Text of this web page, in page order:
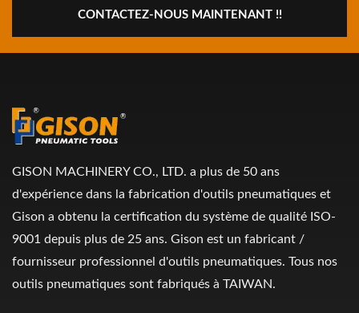
CONTACTEZ-NOUS MAINTENANT !!
GISON MACHINERY CO., LTD. a plus de 50 ans
d'expérience dans la fabrication d'outils pneumatiques et
Gison a obtenu la certification du système de qualité ISO-
9001 depuis plus de 25 ans. Gison est un fabricant /
fournisseur professionnel d'outils pneumatiques. Tous nos
outils pneumatiques sont fabriqués à TAIWAN.